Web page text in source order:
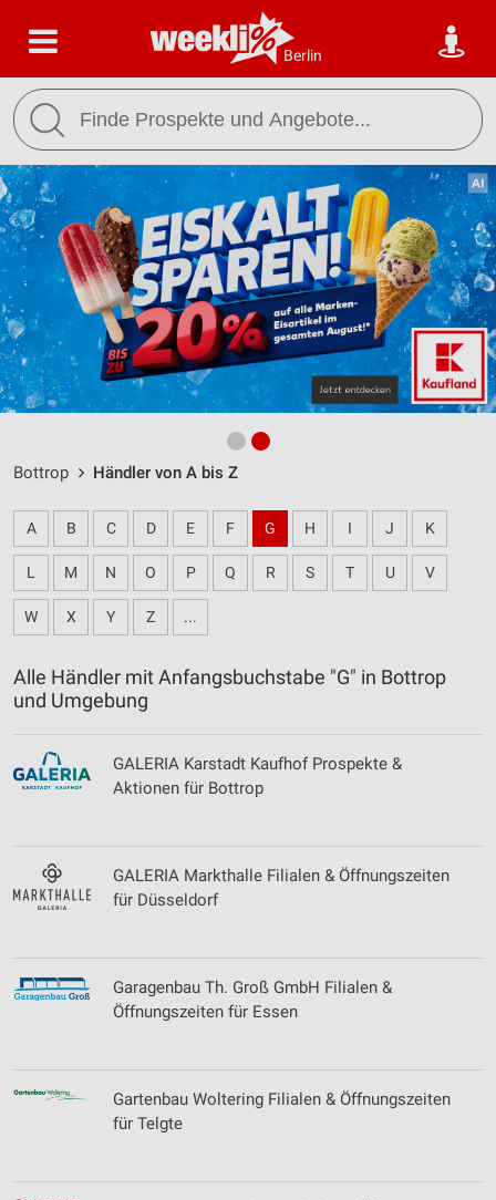
Berlin
Bottrop Händler von A bis Z
A B C D E F G H I J K
L M N O P Q R S T U V
W X Y Z ...
Alle Händler mit Anfangsbuchstabe "G" in Bottrop
und Umgebung
GALERIA Karstadt Kaufhof Prospekte &
Aktionen für Bottrop
GALERIA Markthalle Filialen & Öffnungszeiten
für Düsseldorf
Garagenbau Th. Groß GmbH Filialen &
Öffnungszeiten für Essen
Gartenbau Woltering Filialen & Öffnungszeiten
für Telgte